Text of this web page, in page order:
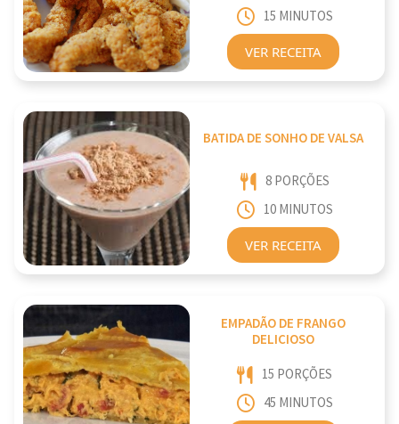
15 MINUTOS
VER RECEITA
BATIDA DE SONHO DE VALSA
8 PORÇÕES
10 MINUTOS
VER RECEITA
EMPADÃO DE FRANGO
DELICIOSO
15 PORÇÕES
45 MINUTOS